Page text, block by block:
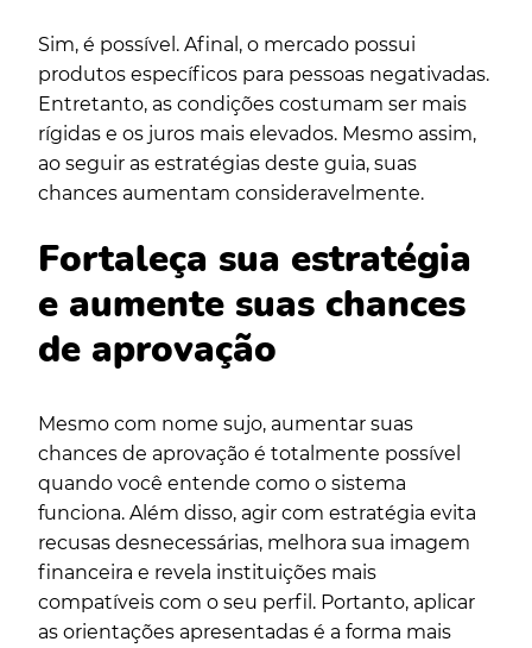
Sim, é possível. Afinal, o mercado possui
produtos específicos para pessoas negativadas.
Entretanto, as condições costumam ser mais
rígidas e os juros mais elevados. Mesmo assim,
ao seguir as estratégias deste guia, suas
chances aumentam consideravelmente.
Fortaleça sua estratégia
e aumente suas chances
de aprovação
Mesmo com nome sujo, aumentar suas
chances de aprovação é totalmente possível
quando você entende como o sistema
funciona. Além disso, agir com estratégia evita
recusas desnecessárias, melhora sua imagem
financeira e revela instituições mais
compatíveis com o seu perfil. Portanto, aplicar
as orientações apresentadas é a forma mais